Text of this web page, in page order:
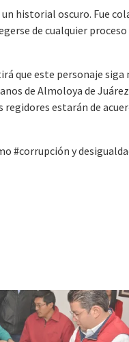
historial oscuro. Fue
de cualquier
que este personaje
de Almoloya de
regidores estarán de
#corrupción y